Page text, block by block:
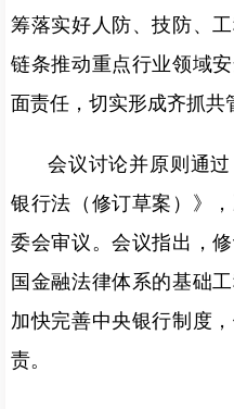
筹落实好人防、技防、
链条推动重点行业领域
面责任，切实形成齐抓共
会议讨论并原则通
银行法（修订草案）》
委会审议。会议指出，
国金融法律体系的基础
加快完善中央银行制度
责。